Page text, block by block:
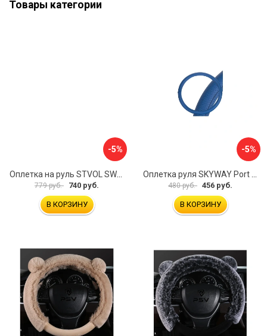
Товары категории
-5%
779 руб. 740 руб.
В КОРЗИНУ
-5%
480 руб. 456 руб.
В КОРЗИНУ